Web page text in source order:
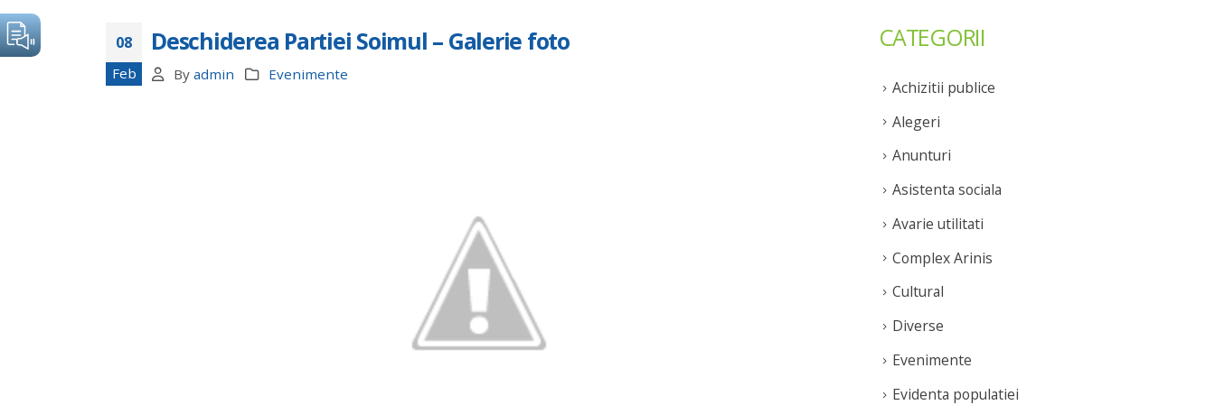
08
Feb
Deschiderea Partiei Soimul – Galerie foto
By admin Evenimente
CATEGORII
Achizitii publice
Alegeri
Anunturi
Asistenta sociala
Avarie utilitati
Complex Arinis
Cultural
Diverse
Evenimente
Evidenta populatiei